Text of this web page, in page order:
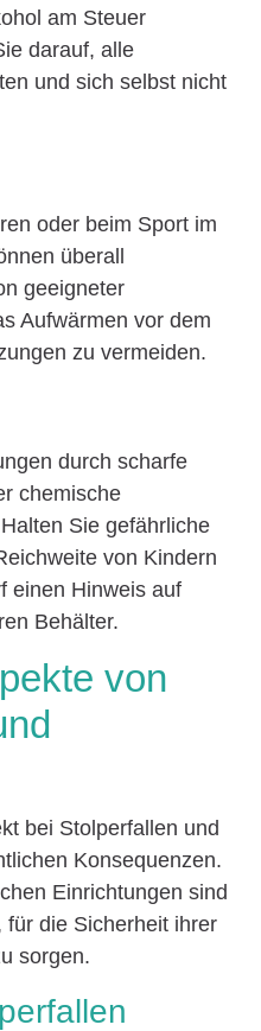
am Steuer
darauf, alle
und sich selbst nicht
oder beim Sport im
überall
geeigneter
Aufwärmen vor dem
zu vermeiden.
durch scharfe
chemische
Sie gefährliche
von Kindern
einen Hinweis auf
Behälter.
von
bei Stolperfallen und
Konsequenzen.
Einrichtungen sind
für die Sicherheit ihrer
sorgen.